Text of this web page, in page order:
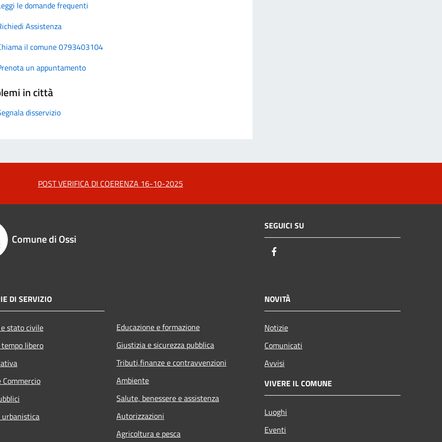
le domande frequenti
Assistenza
il comune 0793403104
un appuntamento
in città
disservizio
POST VERIFICA DI COERENZA 16-10-2025
Comune di Ossi
SEGUICI SU
DI SERVIZIO
stato civile
libero
Commercio
urbanistica
Educazione e formazione
Giustizia e sicurezza pubblica
Tributi,finanze e contravvenzioni
Ambiente
Salute, benessere e assistenza
Autorizzazioni
Agricoltura e pesca
NOVITÀ
Notizie
Comunicati
Avvisi
VIVERE IL COMUNE
Luoghi
Eventi